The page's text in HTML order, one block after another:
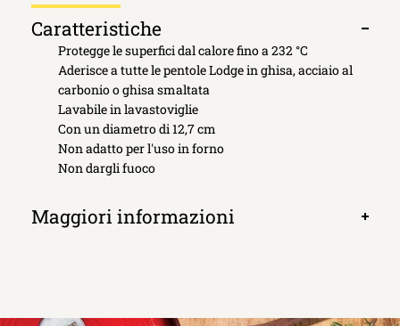
Caratteristiche
Apri
Protegge le superfici dal calore fino a 232 °C
Aderisce a tutte le pentole Lodge in ghisa, acciaio al
carbonio o ghisa smaltata
Lavabile in lavastoviglie
Con un diametro di 12,7 cm
Non adatto per l'uso in forno
Non dargli fuoco
Maggiori informazioni
Apri